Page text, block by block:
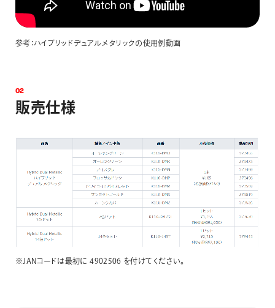
参考：ハイブリッドデュアルメタリックの使用例動画
02
販売仕様
※JANコードは最初に 4902506 を付けてください。